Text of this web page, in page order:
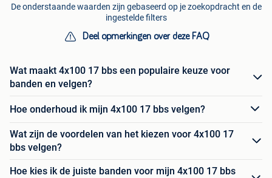
De onderstaande waarden zijn gebaseerd op je zoekopdracht en de
ingestelde filters
Deel opmerkingen over deze FAQ
Wat maakt 4x100 17 bbs een populaire keuze voor
banden en velgen?
Hoe onderhoud ik mijn 4x100 17 bbs velgen?
Wat zijn de voordelen van het kiezen voor 4x100 17
bbs velgen?
Hoe kies ik de juiste banden voor mijn 4x100 17 bbs